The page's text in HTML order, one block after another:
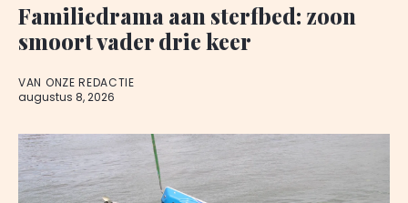
Familiedrama aan sterfbed: zoon
smoort vader drie keer
VAN ONZE REDACTIE
augustus 8, 2026